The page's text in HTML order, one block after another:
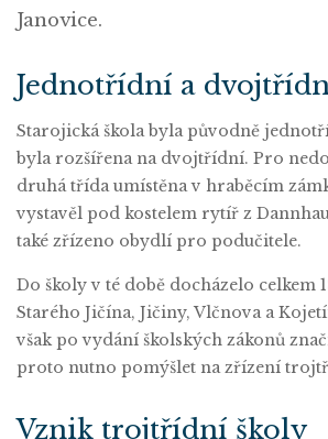
Janovice.
Jednotřídní a
Starojická škola byla původně
byla rozšířena na dvojtřídní. Pro
druhá třída umístěna v hraběcím
vystavěl pod kostelem rytíř z
také zřízeno obydlí pro podučitele.
Do školy v té době docházelo celkem
Starého Jičína, Jičiny, Vlčnova a
však po vydání školských zákonů
proto nutno pomýšlet na zřízení
Vznik trojtřídní školy